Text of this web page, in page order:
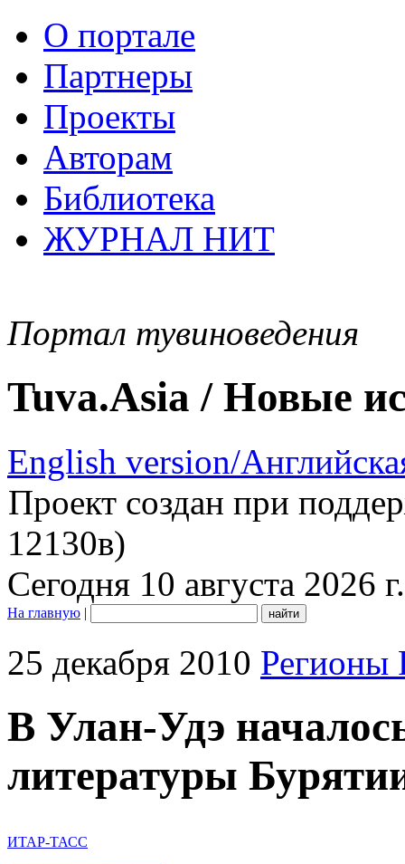
О портале
Партнеры
Проекты
Авторам
Библиотека
ЖУРНАЛ НИТ
Портал тувиноведения
Tuva.Asia / Новые
English version/
Проект создан при
12130в)
Сегодня 10 августа 2026 г.
На главную |
25 декабря 2010 Регионы
В Улан-Удэ
литературы
ИТАР-ТАСС